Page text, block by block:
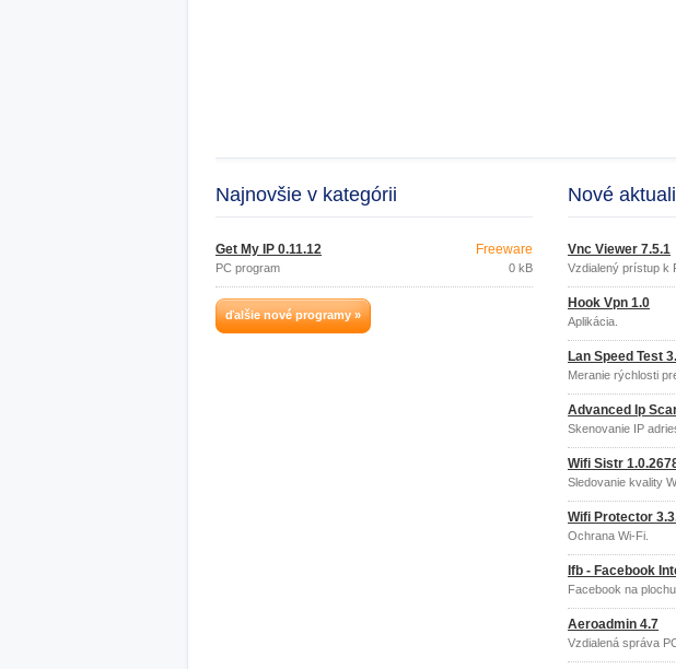
Najnovšie v kategórii
Get My IP 0.11.12
PC program
Freeware
0 kB
ďalšie nové programy »
Nové
Vnc Viewer 7.5.1
Vzdialený prístup k
Hook Vpn 1.0
Aplikácia.
Lan Speed Test
Meranie rýchlosti
Advanced Ip
Skenovanie IP
Wifi Sistr
Sledovanie kvality
Wifi Protector
Ochrana Wi-Fi.
Ifb - Facebook
Facebook na plochu
Aeroadmin 4.7
Vzdialená správa